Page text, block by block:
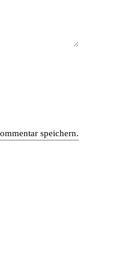
speichern.
Das moderne
Teams
den Wünschen